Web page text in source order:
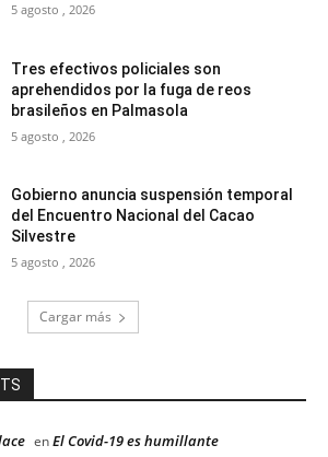
5 agosto , 2026
Tres efectivos policiales son
aprehendidos por la fuga de reos
brasileños en Palmasola
5 agosto , 2026
Gobierno anuncia suspensión temporal
del Encuentro Nacional del Cacao
Silvestre
5 agosto , 2026
Cargar más
enEl Covid-19 es humillante